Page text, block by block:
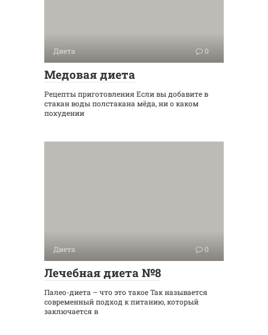
Диета 0
Медовая диета
Рецепты приготовления Если вы добавите в
стакан воды полстакана мёда, ни о каком
похудении
Диета 0
Лечебная диета №8
Палео-диета – что это такое Так называется
современный подход к питанию, который
заключается в